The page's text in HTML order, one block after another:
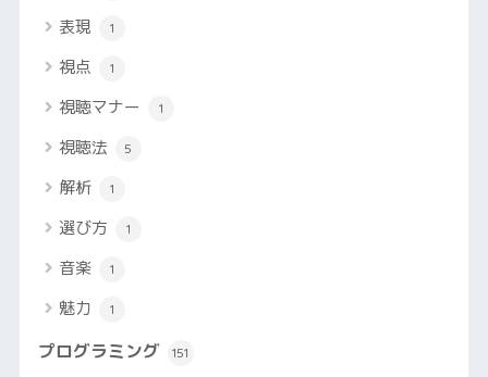
表現 1
視点 1
視聴マナー 1
視聴法 5
解析 1
選び方 1
音楽 1
魅力 1
プログラミング 151